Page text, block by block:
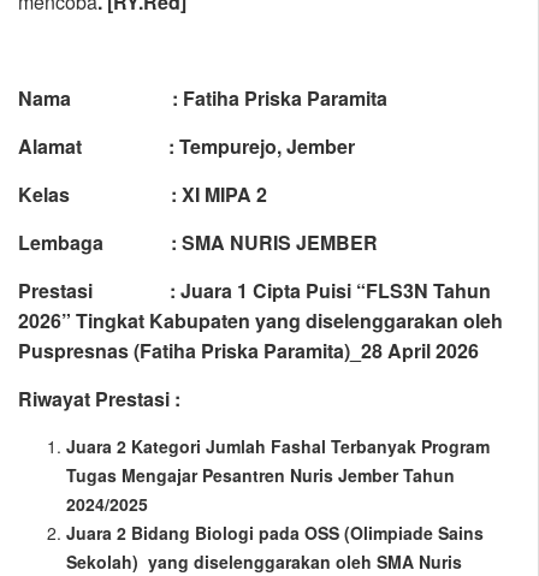
Nama : Fatiha Priska Paramita
Alamat : Tempurejo, Jember
Kelas : XI MIPA 2
Lembaga : SMA NURIS JEMBER
Prestasi : Juara 1 Cipta Puisi “FLS3N Tahun
2026” Tingkat Kabupaten yang diselenggarakan oleh
Puspresnas (Fatiha Priska Paramita)_28 April 2026
Riwayat Prestasi :
Juara 2 Kategori Jumlah Fashal Terbanyak Program
Tugas Mengajar Pesantren Nuris Jember Tahun
2024/2025
Juara 2 Bidang Biologi pada OSS (Olimpiade Sains
Sekolah) yang diselenggarakan oleh SMA Nuris